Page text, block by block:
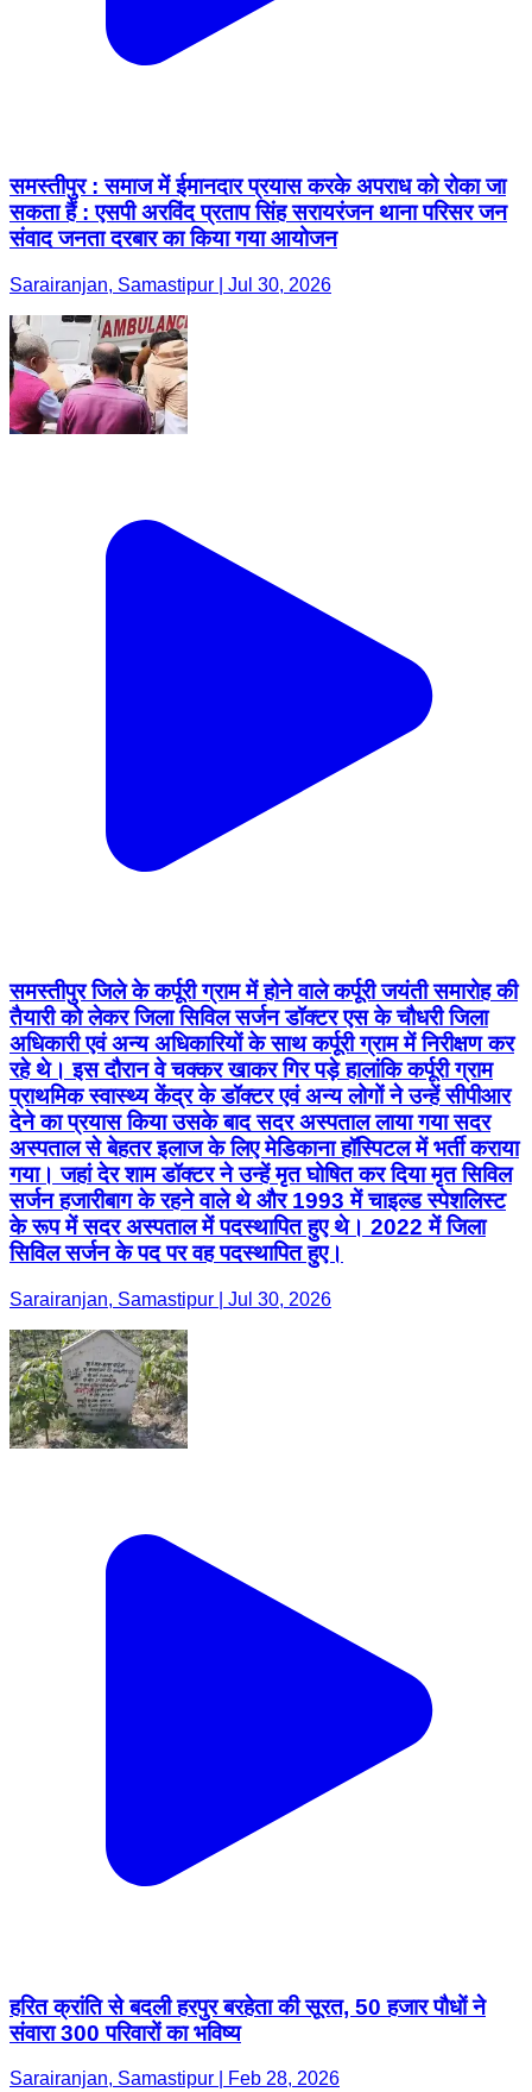
समस्तीपुर : समाज में ईमानदार प्रयास करके अपराध को रोका जा
सकता हैं : एसपी अरविंद प्रताप सिंह सरायरंजन थाना परिसर जन
संवाद जनता दरबार का किया गया आयोजन
Sarairanjan, Samastipur | Jul 30, 2026
समस्तीपुर जिले के कर्पूरी ग्राम में होने वाले कर्पूरी जयंती समारोह की
तैयारी को लेकर जिला सिविल सर्जन डॉक्टर एस के चौधरी जिला
अधिकारी एवं अन्य अधिकारियों के साथ कर्पूरी ग्राम में निरीक्षण कर
रहे थे। इस दौरान वे चक्कर खाकर गिर पड़े हालांकि कर्पूरी ग्राम
प्राथमिक स्वास्थ्य केंद्र के डॉक्टर एवं अन्य लोगों ने उन्हें सीपीआर
देने का प्रयास किया उसके बाद सदर अस्पताल लाया गया सदर
अस्पताल से बेहतर इलाज के लिए मेडिकाना हॉस्पिटल में भर्ती कराया
गया। जहां देर शाम डॉक्टर ने उन्हें मृत घोषित कर दिया मृत सिविल
सर्जन हजारीबाग के रहने वाले थे और 1993 में चाइल्ड स्पेशलिस्ट
के रूप में सदर अस्पताल में पदस्थापित हुए थे। 2022 में जिला
सिविल सर्जन के पद पर वह पदस्थापित हुए।
Sarairanjan, Samastipur | Jul 30, 2026
हरित क्रांति से बदली हरपुर बरहेता की सूरत, 50 हजार पौधों ने
संवारा 300 परिवारों का भविष्य
Sarairanjan, Samastipur | Feb 28, 2026